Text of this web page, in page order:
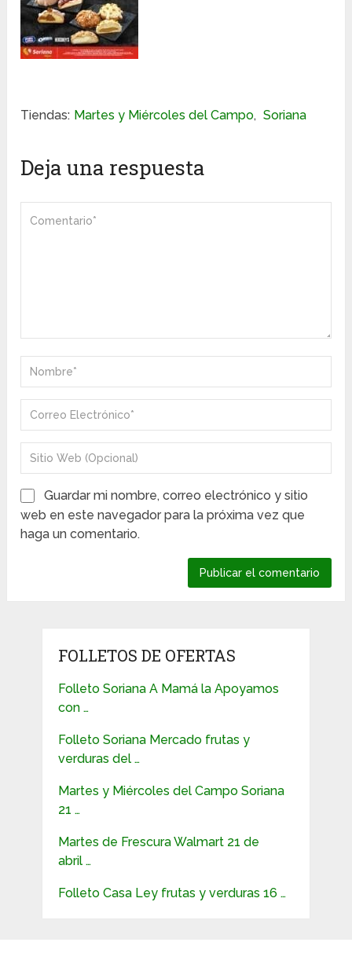
Tiendas: Martes y Miércoles del Campo, Soriana
Deja una respuesta
Guardar mi nombre, correo electrónico y sitio
web en este navegador para la próxima vez que
haga un comentario.
FOLLETOS DE OFERTAS
Folleto Soriana A Mamá la Apoyamos
con …
Folleto Soriana Mercado frutas y
verduras del …
Martes y Miércoles del Campo Soriana
21 …
Martes de Frescura Walmart 21 de
abril …
Folleto Casa Ley frutas y verduras 16 …